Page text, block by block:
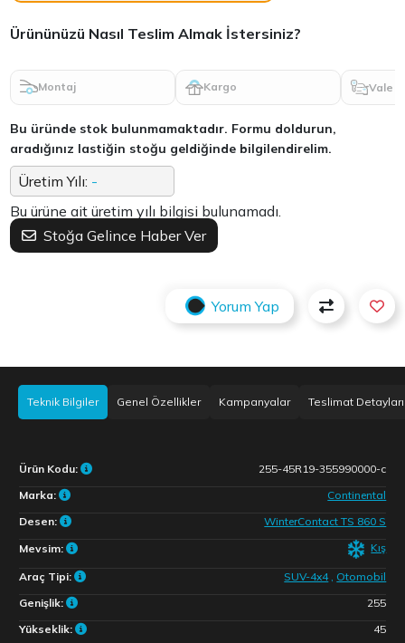
Ürününüzü Nasıl Teslim Almak İstersiniz?
Montaj Kargo Vale
Bu üründe stok bulunmamaktadır. Formu doldurun,
aradığınız lastiğin stoğu geldiğinde bilgilendirelim.
Üretim Yılı: -
Bu ürüne ait üretim yılı bilgisi bulunamadı.
Stoğa Gelince Haber Ver
Yorum Yap
Teknik Bilgiler Genel Özellikler Kampanyalar Teslimat Detayları
Ürün Kodu:
255-45R19-355990000-c
Marka:
Continental
Desen:
WinterContact TS 860 S
Mevsim: Kış
Araç Tipi: SUV-4x4
Otomobil
Genişlik:
255
Yükseklik:
45